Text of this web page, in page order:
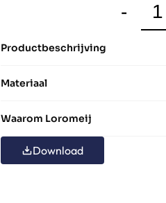
-
Productbeschrijving
Materiaal
Waarom Loromeij
Download